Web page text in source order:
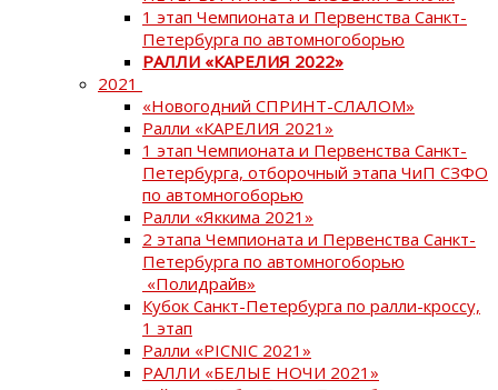
1 этап Чемпионата и Первенства Санкт-
Петербурга по автомногоборью
РАЛЛИ «КАРЕЛИЯ 2022»
2021
«Новогодний СПРИНТ-СЛАЛОМ»
Ралли «КАРЕЛИЯ 2021»
1 этап Чемпионата и Первенства Санкт-
Петербурга, отборочный этапа ЧиП СЗФО
по автомногоборью
Ралли «Яккима 2021»
2 этапа Чемпионата и Первенства Санкт-
Петербурга по автомногоборью
«Полидрайв»
Кубок Санкт-Петербурга по ралли-кроссу,
1 этап
Ралли «PICNIC 2021»
РАЛЛИ «БЕЛЫЕ НОЧИ 2021»